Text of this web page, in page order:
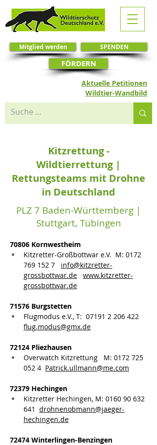
SPENDEN
Mitglied werden
Aktuelle Petitionen
FÖRDERN
Wildtier-Wandbild
Kitzrettung -
Wildtierrettung |
Rettungsteams mit Drohne
in Deutschland
PLZ 7 Baden-Württemberg |
Stuttgart, Tübingen
70806 Kornwestheim
Kitzretter-Großbottwar e.V.  M: 0172
769 152 7 info@kitzretter-
grossbottwar.de
www.kitzretter-
grossbottwar.de
71576 Burgstetten
Flugmodus e.V., T:  07191 2 206 422
flug.modus@gmx.de
72124 Pliezhausen
Overwatch Kitzrettung   M: 0172 725
052 4 Patrick.ullmann@me.com
72379 Hechingen
Kitzretter Hechingen, M: 0160 90 632
641 drohnenobmann@jaeger-
hechingen.de
72474 Winterlingen-Benzingen